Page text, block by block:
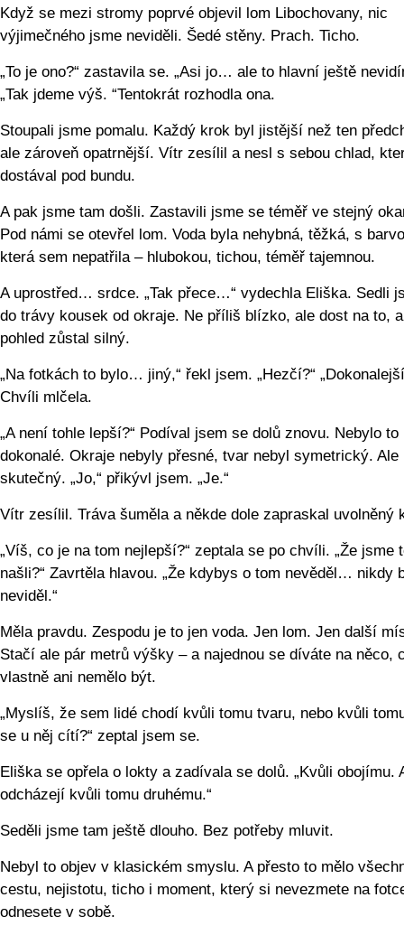
Když se mezi stromy poprvé objevil lom Libochovany, nic
výjimečného jsme neviděli. Šedé stěny. Prach. Ticho.
„To je ono?“ zastavila se. „Asi jo… ale to hlavní ještě
„Tak jdeme výš. “Tentokrát rozhodla ona.
Stoupali jsme pomalu. Každý krok byl jistější než ten
ale zároveň opatrnější. Vítr zesílil a nesl s sebou chlad,
dostával pod bundu.
A pak jsme tam došli. Zastavili jsme se téměř ve stejný
Pod námi se otevřel lom. Voda byla nehybná, těžká, s
která sem nepatřila – hlubokou, tichou, téměř tajemnou.
A uprostřed… srdce. „Tak přece…“ vydechla Eliška. Sedli
do trávy kousek od okraje. Ne příliš blízko, ale dost na to,
pohled zůstal silný.
„Na fotkách to bylo… jiný,“ řekl jsem. „Hezčí?“
Chvíli mlčela.
„A není tohle lepší?“ Podíval jsem se dolů znovu. Nebylo to
dokonalé. Okraje nebyly přesné, tvar nebyl symetrický. Ale
skutečný. „Jo,“ přikývl jsem. „Je.“
Vítr zesílil. Tráva šuměla a někde dole zapraskal uvolněný
„Víš, co je na tom nejlepší?“ zeptala se po chvíli. „Že jsme
našli?“ Zavrtěla hlavou. „Že kdybys o tom nevěděl… nikdy
neviděl.“
Měla pravdu. Zespodu je to jen voda. Jen lom. Jen další
Stačí ale pár metrů výšky – a najednou se díváte na něco,
vlastně ani nemělo být.
„Myslíš, že sem lidé chodí kvůli tomu tvaru, nebo kvůli
se u něj cítí?“ zeptal jsem se.
Eliška se opřela o lokty a zadívala se dolů. „Kvůli obojímu.
odcházejí kvůli tomu druhému.“
Seděli jsme tam ještě dlouho. Bez potřeby mluvit.
Nebyl to objev v klasickém smyslu. A přesto to mělo
cestu, nejistotu, ticho i moment, který si nevezmete na
odnesete v sobě.